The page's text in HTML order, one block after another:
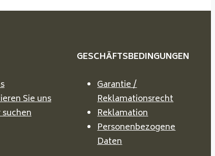
Sie uns
GESCHÄFTSBEDINGUNGEN
Garantie /
Reklamationsrecht
Reklamation
Personenbezogene
Daten